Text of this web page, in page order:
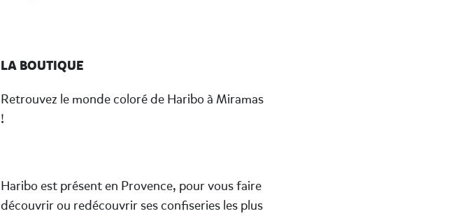
LA BOUTIQUE
Retrouvez le monde coloré de Haribo à Miramas
!
Haribo est présent en Provence, pour vous faire
découvrir ou redécouvrir ses confiseries les plus